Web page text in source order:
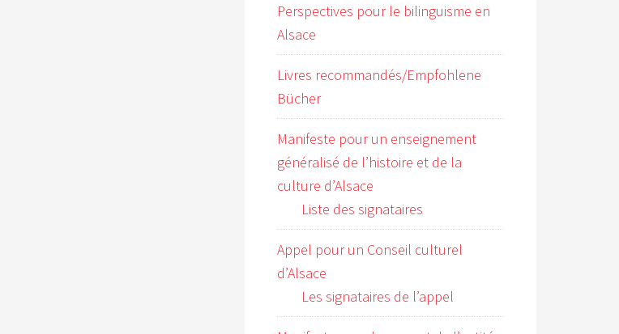
Perspectives pour le bilinguisme en
Alsace
Livres recommandés/Empfohlene
Bücher
Manifeste pour un enseignement
généralisé de l’histoire et de la
culture d’Alsace
Liste des signataires
Appel pour un Conseil culturel
d’Alsace
Les signataires de l’appel